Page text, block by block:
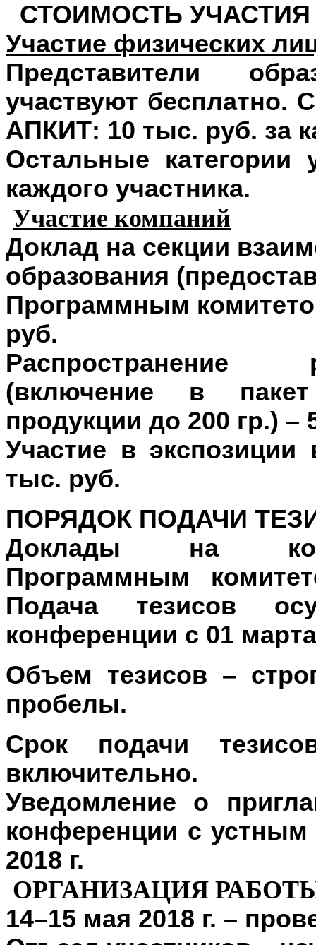
СТОИМОСТЬ УЧАСТИЯ
Участие физических
Представители
участвуют бесплатно.
АПКИТ: 10 тыс. руб. за
Остальные категории
каждого участника.
Участие компаний
Доклад на секции
образования
Программным
руб.
Распространение
(включение в
продукции до 200 гр.) –
Участие в
тыс. руб.
ПОРЯДОК ПОДАЧИ
Доклады на
Программным
Подача тезисов
конференции с 01
Объем тезисов –
пробелы.
Срок подачи
включительно.
Уведомление о
конференции с
2018 г.
ОРГАНИЗАЦИЯ
14–15 мая 2018 г. –